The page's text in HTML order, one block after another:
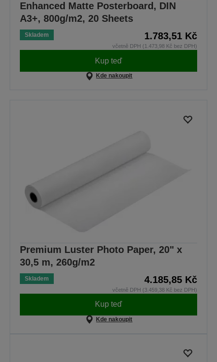
Enhanced Matte Posterboard, DIN
A3+, 800g/m2, 20 Sheets
Skladem 1.783,51 Kč
včetně DPH (1.473,98 Kč bez DPH)
Kup teď
Kde nakoupit
Premium Luster Photo Paper, 20" x
30,5 m, 260g/m2
Skladem 4.185,85 Kč
včetně DPH (3.459,38 Kč bez DPH)
Kup teď
Kde nakoupit